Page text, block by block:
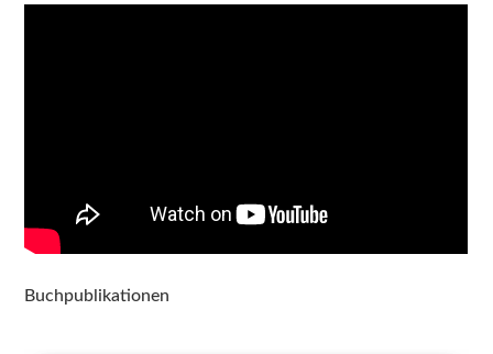
Buchpublikationen